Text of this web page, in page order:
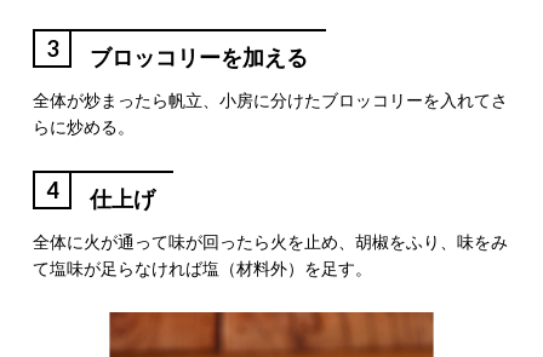
3 ブロッコリーを加える
全体が炒まったら帆立、小房に分けたブロッコリーを入れてさ
らに炒める。
4 仕上げ
全体に火が通って味が回ったら火を止め、胡椒をふり、味をみ
て塩味が足らなければ塩（材料外）を足す。